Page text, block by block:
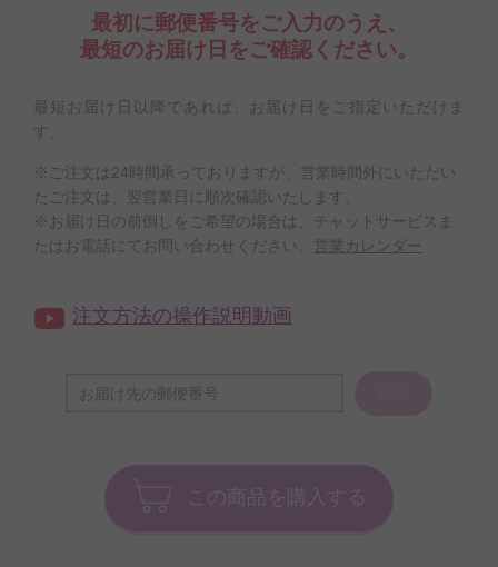
最初に郵便番号をご入力のうえ、
最短のお届け日をご確認ください。
最短お届け日以降であれば、お届け日をご指定いただけま
す。
※ご注文は24時間承っておりますが、営業時間外にいただい
たご注文は、翌営業日に順次確認いたします。
※お届け日の前倒しをご希望の場合は、チャットサービスま
たはお電話にてお問い合わせください。
営業カレンダー
注文方法の操作説明動画
この商品を購入する